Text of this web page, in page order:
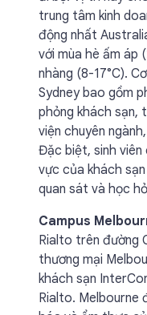
trung tâm kinh
động nhất
với mùa hè ấm áp
nhàng (8-17°C).
Sydney bao gồm
phỏng khách sạn,
viện chuyên
Đặc biệt, sinh viên
vực của khách
quan sát và học
Campus
Rialto trên đường
thương mại
khách sạn
Rialto. Melbourne